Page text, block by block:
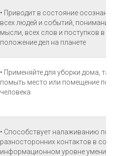
• Приводит в состояние
всех людей и событий, понимания
мысли, всех слов и поступков в
положение дел на планете
• Применяйте для уборки дома,
помыть место или помещение
человека
• Способствует налаживанию
разносторонних контактов в
информационном уровне умение